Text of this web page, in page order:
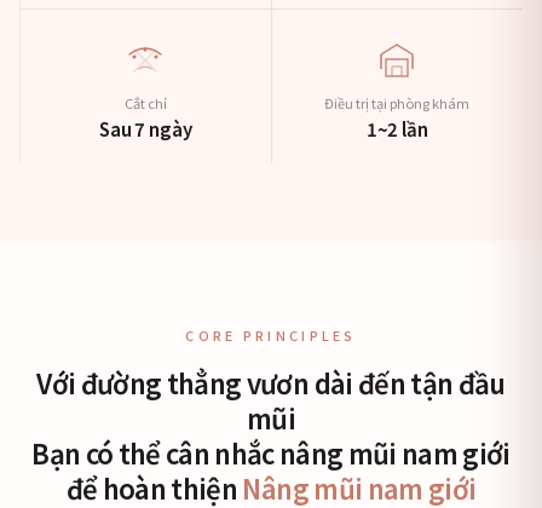
Cắt chỉ
Sau 7 ngày
Điều trị tại phòng khám
1~2 lần
CORE PRINCIPLES
Với đường thẳng vươn dài đến tận đầu
mũi
Bạn có thể cân nhắc nâng mũi nam giới
để hoàn thiện Nâng mũi nam giới